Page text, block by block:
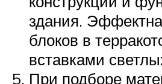
здания.
блоков в
вставками
При подборе